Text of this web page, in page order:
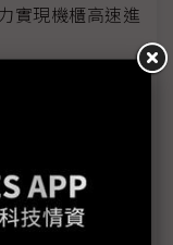
實現機櫃高速進
2025觀